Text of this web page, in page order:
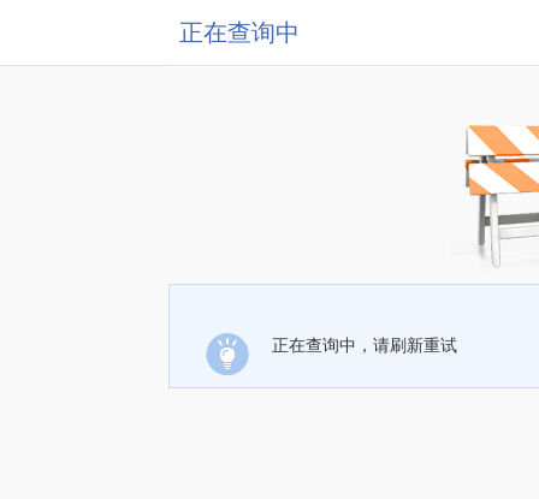
正在查询中
正在查询中，请刷新重试